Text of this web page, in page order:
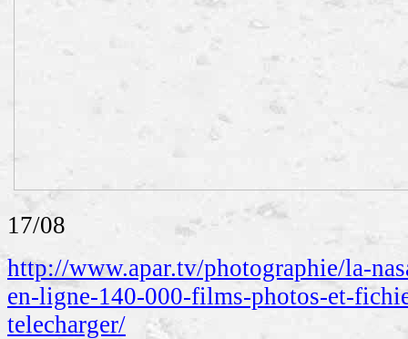
17/08
http://www.apar.tv/photographie/la-
en-ligne-140-000-films-photos-et-
telecharger/